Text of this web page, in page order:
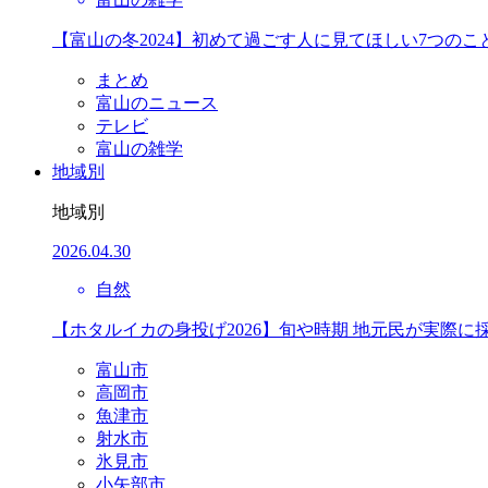
【富山の冬2024】初めて過ごす人に見てほしい7つのこ
まとめ
富山のニュース
テレビ
富山の雑学
地域別
地域別
2026.04.30
自然
【ホタルイカの身投げ2026】旬や時期 地元民が実際に
富山市
高岡市
魚津市
射水市
氷見市
小矢部市